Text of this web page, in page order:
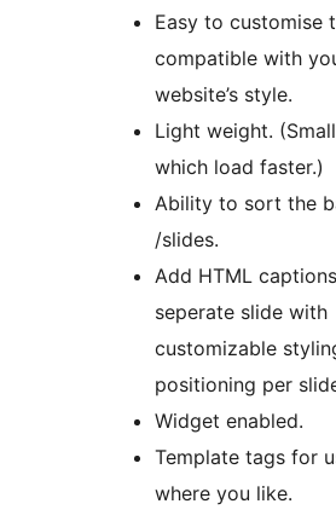
Easy to customise
compatible with
website’s style.
Light weight.
which load faster.)
Ability to sort the
/slides.
Add HTML
seperate slide with
customizable
positioning per
Widget enabled.
Template tags for
where you like.